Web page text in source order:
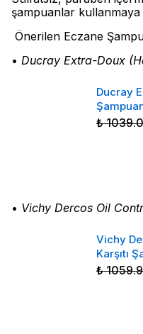
şampuanlar
Önerilen Eczane
• Ducray Extra-Doux
Ducray
₺
• Vichy Dercos Oil
Vichy
Karşıtı
₺